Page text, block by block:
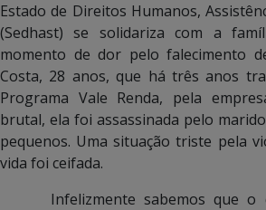
Estado de Direitos Humanos,
(Sedhast) se solidariza com a
momento de dor pelo falecimento
Costa, 28 anos, que há três anos
Programa Vale Renda, pela
brutal, ela foi assassinada pelo
pequenos. Uma situação triste pela
vida foi ceifada.
Infelizmente sabemos que o